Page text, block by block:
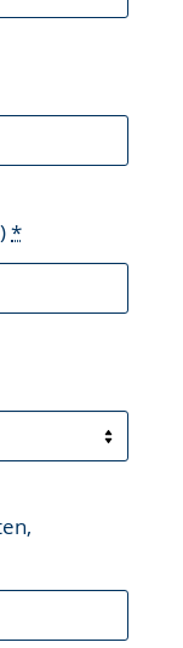
*